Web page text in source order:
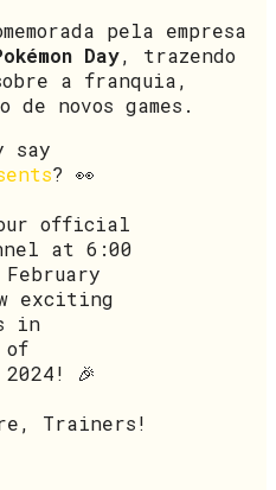
pela empresa
Day, trazendo
a franquia,
de novos games.
say
? 👀
official
at 6:00
exciting
in
of
2024! 🎉
Trainers!